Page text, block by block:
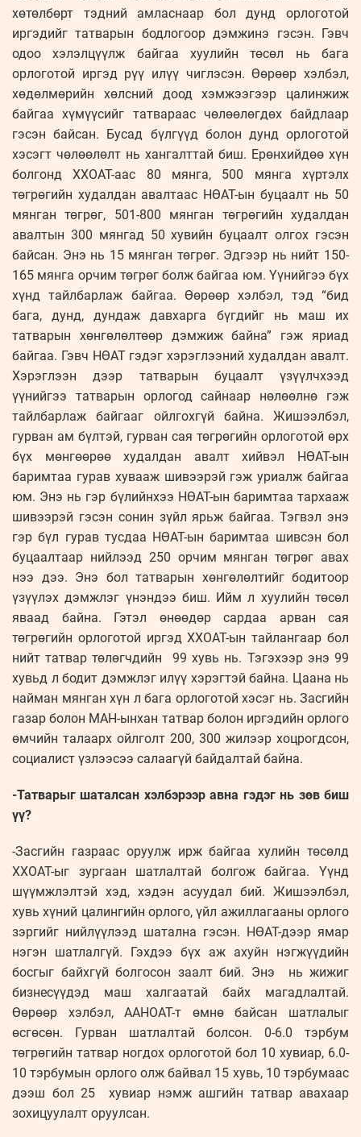
хөтөлбөрт тэдний амласнаар бол дунд орлоготой
иргэдийг татварын бодлогоор дэмжинэ гэсэн. Гэвч
одоо хэлэлцүүлж байгаа хуулийн төсөл нь бага
орлоготой иргэд рүү илүү чиглэсэн. Өөрөөр хэлбэл,
хөдөлмөрийн хөлсний доод хэмжээгээр цалинжиж
байгаа хүмүүсийг татвараас чөлөөлөгдөх байдлаар
гэсэн байсан. Бусад бүлгүүд болон дунд орлоготой
хэсэгт чөлөөлөлт нь хангалттай биш. Ерөнхийдөө хүн
болгонд ХХОАТ-аас 80 мянга, 500 мянга хүртэлх
төгрөгийн худалдан авалтаас НӨАТ-ын буцаалт нь 50
мянган төгрөг, 501-800 мянган төгрөгийн худалдан
авалтын 300 мянгад 50 хувийн буцаалт олгох гэсэн
байсан. Энэ нь 15 мянган төгрөг. Эдгээр нь нийт 150-
165 мянга орчим төгрөг болж байгаа юм. Үүнийгээ бүх
хүнд тайлбарлаж байгаа. Өөрөөр хэлбэл, тэд “бид
бага, дунд, дундаж давхарга бүгдийг нь маш их
татварын хөнгөлөлтөөр дэмжиж байна” гэж яриад
байгаа. Гэвч НӨАТ гэдэг хэрэглээний худалдан авалт.
Хэрэглээн дээр татварын буцаалт үзүүлчхээд
үүнийгээ татварын орлогод сайнаар нөлөөлнө гэж
тайлбарлаж байгааг ойлгохгүй байна. Жишээлбэл,
гурван ам бүлтэй, гурван сая төгрөгийн орлоготой өрх
бүх мөнгөөрөө худалдан авалт хийвэл НӨАТ-ын
баримтаа гурав хувааж шивээрэй гэж уриалж байгаа
юм. Энэ нь гэр бүлийнхээ НӨАТ-ын баримтаа тархааж
шивээрэй гэсэн сонин зүйл ярьж байгаа. Тэгвэл энэ
гэр бүл гурав тусдаа НӨАТ-ын баримтаа шивсэн бол
буцаалтаар нийлээд 250 орчим мянган төгрөг авах
нээ дээ. Энэ бол татварын хөнгөлөлтийг бодитоор
үзүүлэх дэмжлэг үнэндээ биш. Ийм л хуулийн төсөл
яваад байна. Гэтэл өнөөдөр сардаа арван сая
төгрөгийн орлоготой иргэд ХХОАТ-ын тайлангаар бол
нийт татвар төлөгчдийн 99 хувь нь. Тэгэхээр энэ 99
хувьд л бодит дэмжлэг илүү хэрэгтэй байна. Цаана нь
найман мянган хүн л бага орлоготой хэсэг нь. Засгийн
газар болон МАН-ынхан татвар болон иргэдийн орлого
өмчийн талаарх ойлголт 200, 300 жилээр хоцрогдсон,
социалист үзлээсээ салаагүй байдалтай байна.
-Татварыг шаталсан хэлбэрээр авна гэдэг нь зөв биш
үү?
-Засгийн газраас оруулж ирж байгаа хулийн төсөлд
ХХОАТ-ыг зургаан шатлалтай болгож байгаа. Үүнд
шүүмжлэлтэй хэд, хэдэн асуудал бий. Жишээлбэл,
хувь хүний цалингийн орлого, үйл ажиллагааны орлого
зэргийг нийлүүлээд шатална гэсэн. НӨАТ-дээр ямар
нэгэн шатлалгүй. Гэхдээ бүх аж ахуйн нэгжүүдийн
босгыг байхгүй болгосон заалт бий. Энэ нь жижиг
бизнесүүдэд маш халгаатай байх магадлалтай.
Өөрөөр хэлбэл, ААНОАТ-т өмнө байсан шатлалыг
өсгөсөн. Гурван шатлалтай болсон. 0-6.0 тэрбум
төгрөгийн татвар ногдох орлоготой бол 10 хувиар, 6.0-
10 тэрбумын орлого олж байвал 15 хувь, 10 тэрбумаас
дээш бол 25 хувиар нэмж ашгийн татвар авахаар
зохицуулалт оруулсан.